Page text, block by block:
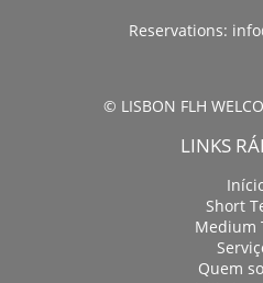
Reservations:
© LISBON FLH
LINKS
Short
Medium
Quem